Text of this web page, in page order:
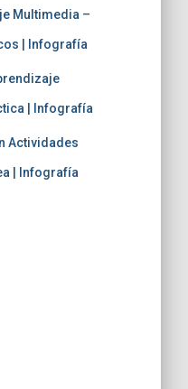
Multimedia –
| Infografía
| Infografía
Actividades
| Infografía